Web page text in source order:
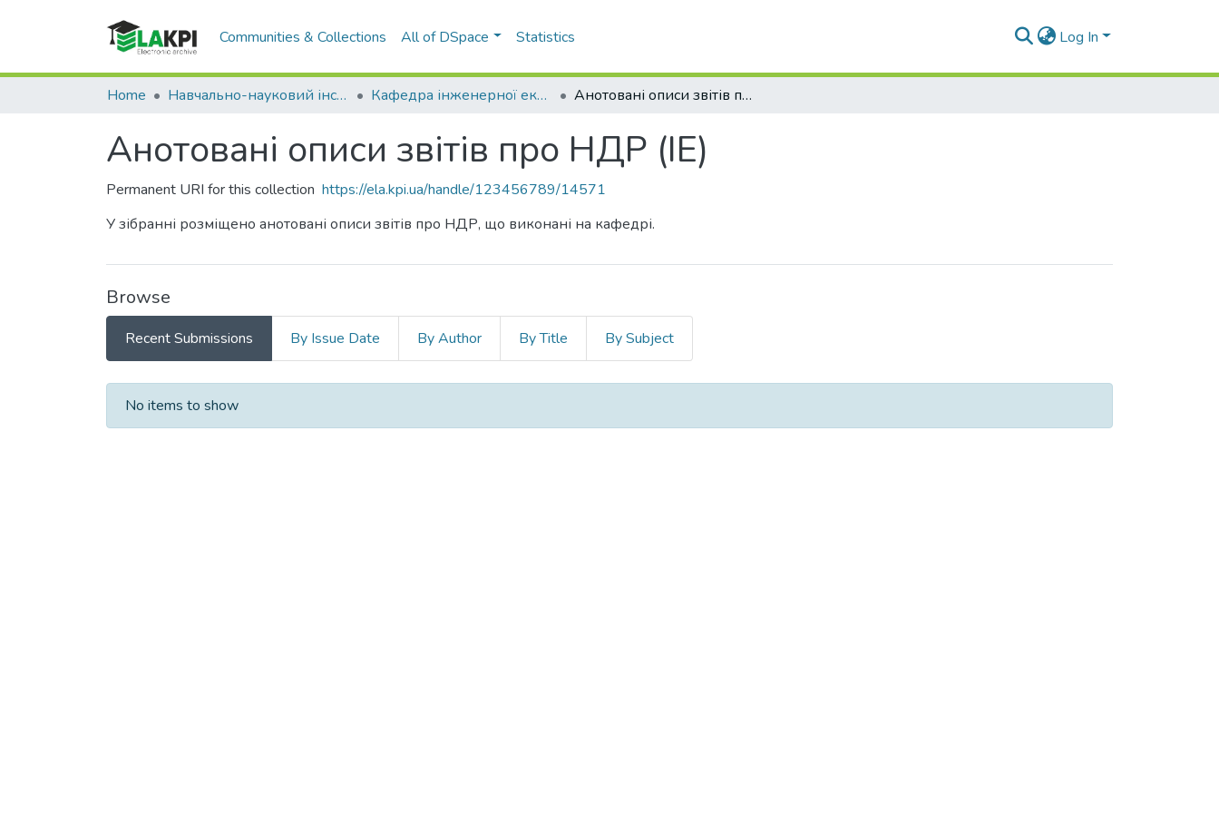
Communities & Collections All of DSpace Statistics Log In
Home Навчально-науковий інститут енергозбереження та енергоменеджменту (НН ІЕЕ) Кафедра інженерної екології (ІЕ) Анотовані описи звітів про НДР (ІЕ)
Анотовані описи звітів про НДР (ІЕ)
Permanent URI for this collection https://ela.kpi.ua/handle/123456789/14571
У зібранні розміщено анотовані описи звітів про НДР, що виконані на кафедрі.
Browse
Recent Submissions By Issue Date By Author By Title By Subject
Recent Submissions
No items to show